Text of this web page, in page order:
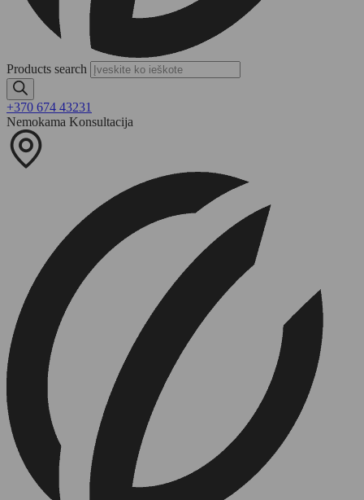
Products search
+370 674 43231
Nemokama Konsultacija